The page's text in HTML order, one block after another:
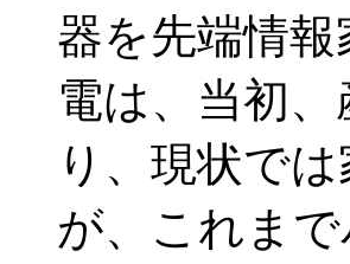
器を先端情
電は、当初
り、現状で
が、これま